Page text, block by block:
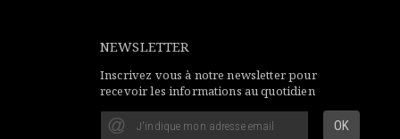
NEWSLETTER
Inscrivez vous à notre newsletter pour
recevoir les informations au quotidien